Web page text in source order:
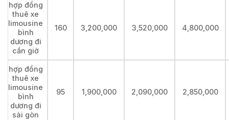
hợp đồng
thuê xe
limousine
bình
dương đi
cần giờ
160 3,200,000 3,520,000 4,800,000
hợp đồng
thuê xe
limousine
bình
dương đi
sài gòn
95 1,900,000 2,090,000 2,850,000